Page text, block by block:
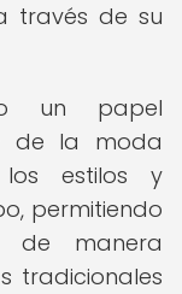
través de su
un papel
de la moda
los estilos y
permitiendo
de manera
tradicionales